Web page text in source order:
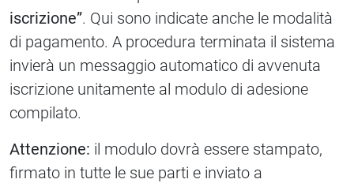
iscrizione”. Qui sono indicate anche le modalità
di pagamento. A procedura terminata il sistema
invierà un messaggio automatico di avvenuta
iscrizione unitamente al modulo di adesione
compilato.
Attenzione: il modulo dovrà essere stampato,
firmato in tutte le sue parti e inviato a